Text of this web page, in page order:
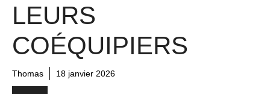
LEURS
COÉQUIPIERS
Thomas 18 janvier 2026